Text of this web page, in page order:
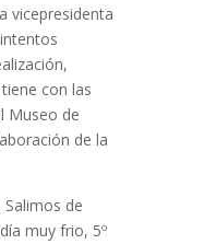
vicepresidenta
con las
Museo de
de la
Salimos de
muy frio, 5º